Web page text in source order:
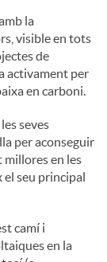
la
visible en tots
de
activament per
en carboni.
seves
per aconseguir
en les
el seu principal
camí i
en la